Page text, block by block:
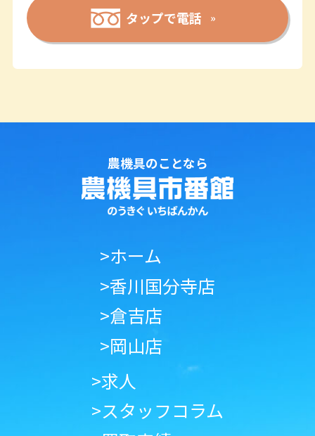
タップで電話
農機具のことなら
>ホーム
>香川国分寺店
>倉吉店
>岡山店
>求人
>スタッフコラム